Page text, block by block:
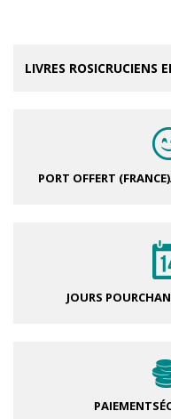
LIVRES ROSICRUCIENS
PORT OFFERT (FRANCE)
JOURS POUR
PAIEMENT